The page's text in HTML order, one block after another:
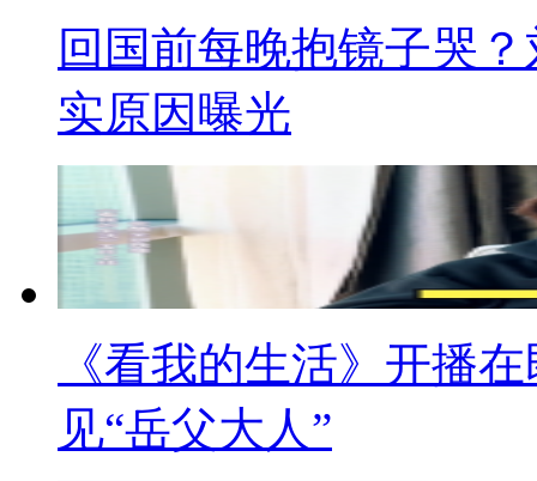
回国前每晚抱镜子哭
实原因曝光
《看我的生活》开播
见“岳父大人”